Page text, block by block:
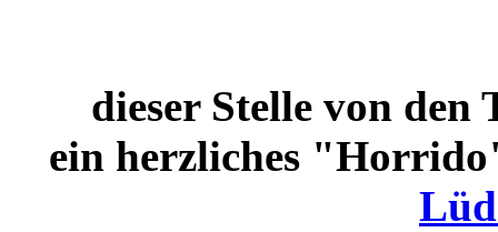
dieser Stelle von den
ein herzliches